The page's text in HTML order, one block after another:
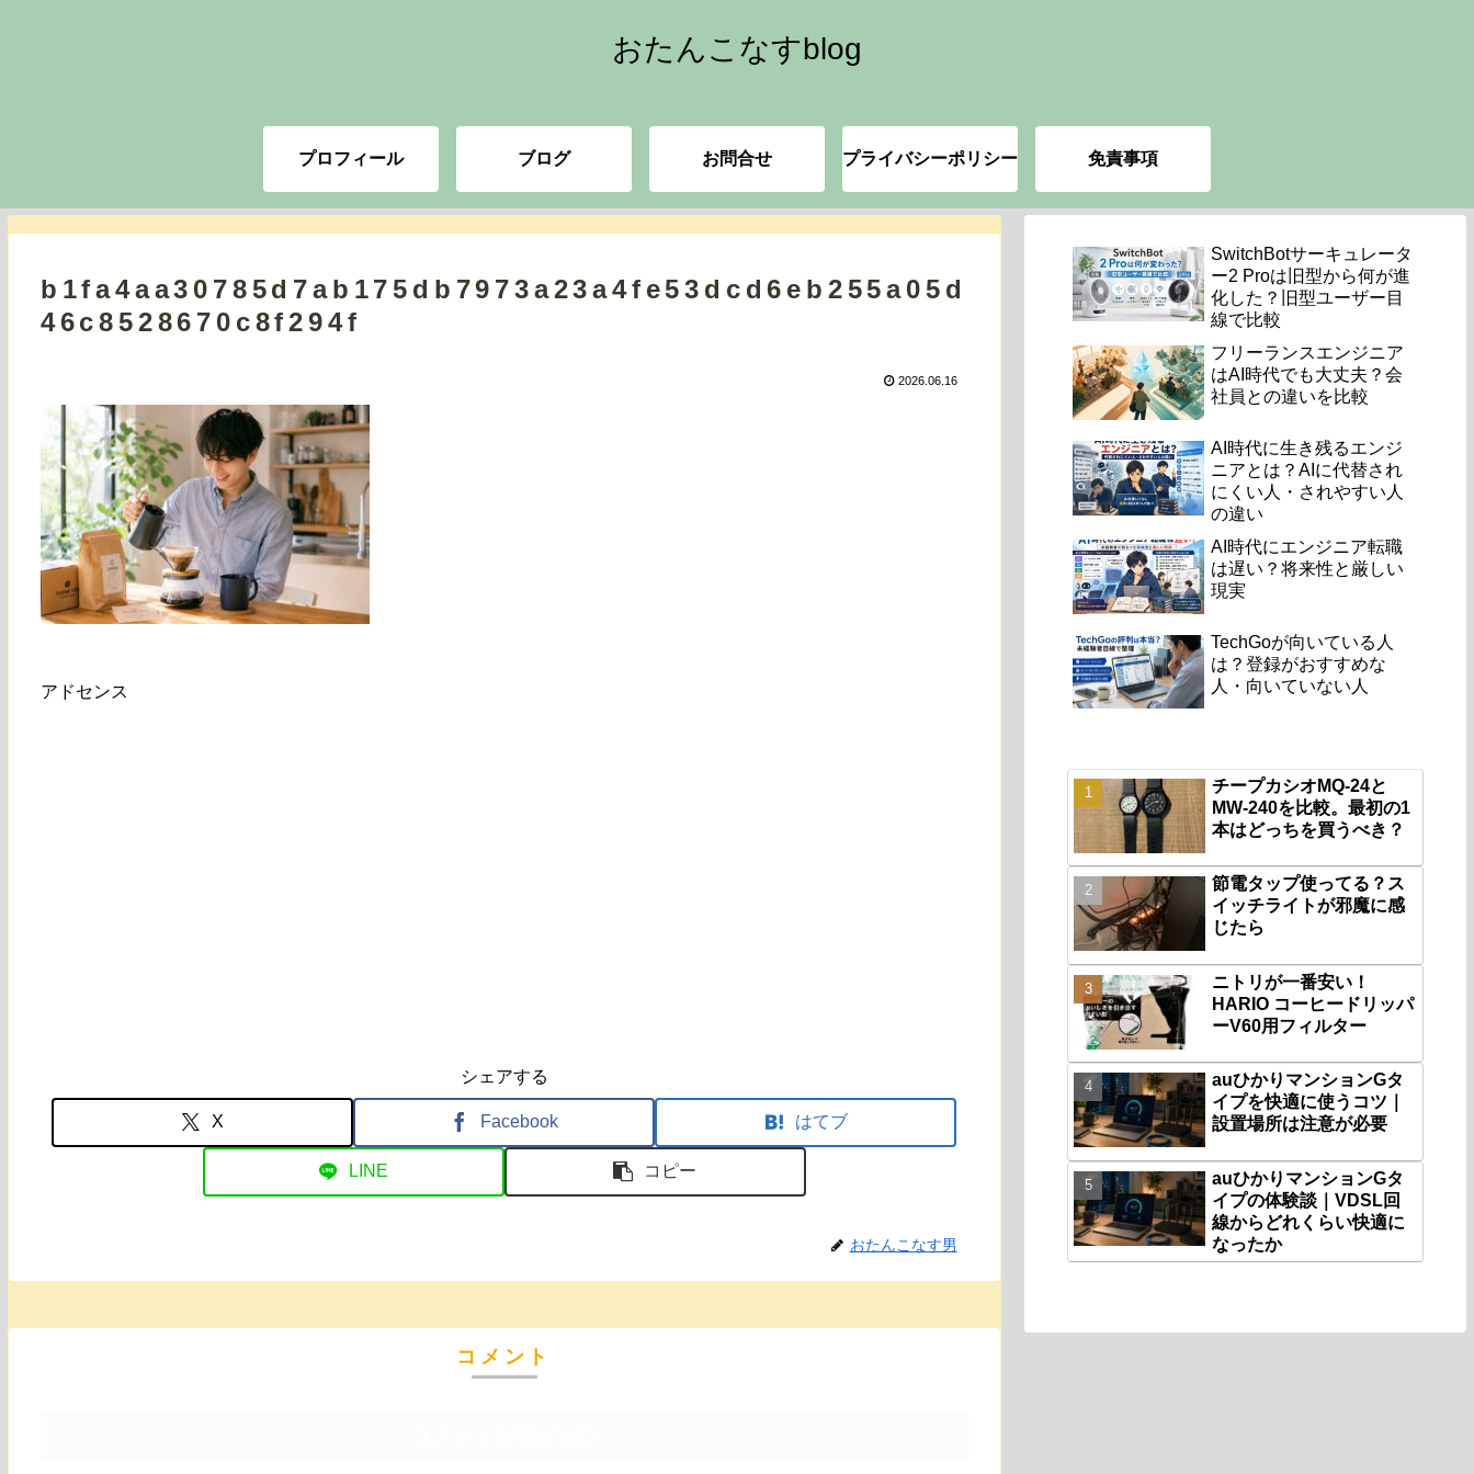
おたんこなすblog
プロフィール ブログ お問合せ プライバシーポリシー 免責事項
b1fa4aa30785d7ab175db7973a23a4fe53dcd6eb255a05d
46c8528670c8f294f
2026.06.16
アドセンス
シェアする
X Facebook はてブ
LINE コピー
おたんこなす男
コメント
SwitchBotサーキュレータ
ー2 Proは旧型から何が進
化した？旧型ユーザー目
線で比較
フリーランスエンジニア
はAI時代でも大丈夫？会
社員との違いを比較
AI時代に生き残るエンジ
ニアとは？AIに代替され
にくい人・されやすい人
の違い
AI時代にエンジニア転職
は遅い？将来性と厳しい
現実
TechGoが向いている人
は？登録がおすすめな
人・向いていない人
チープカシオMQ-24と
MW-240を比較。最初の1
本はどっちを買うべき？
節電タップ使ってる？ス
イッチライトが邪魔に感
じたら
ニトリが一番安い！
HARIO コーヒードリッパ
ーV60用フィルター
auひかりマンションGタ
イプを快適に使うコツ｜
設置場所は注意が必要
auひかりマンションGタ
イプの体験談｜VDSL回
線からどれくらい快適に
なったか